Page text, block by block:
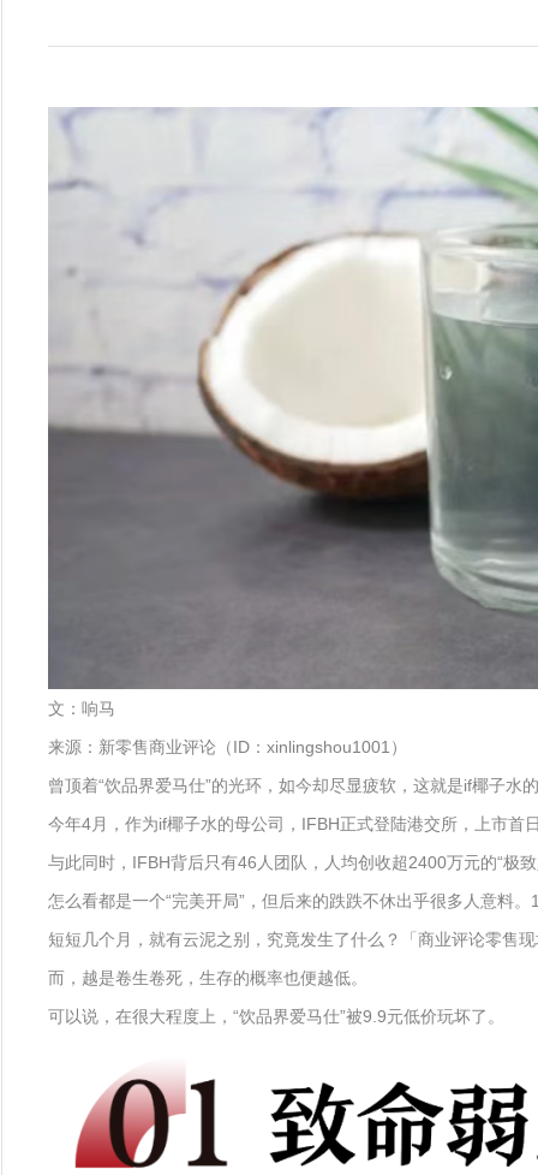
文：响马
来源：新零售商业评论（ID：xinlingshou1001）
曾顶着“饮品界爱马仕”的光环，如今却尽显疲软，这就是if椰子水
今年4月，作为if椰子水的母公司，IFBH正式登陆港交所，上市首
与此同时，IFBH背后只有46人团队，人均创收超2400万元的“极
怎么看都是一个“完美开局”，但后来的跌跌不休出乎很多人意料
短短几个月，就有云泥之别，究竟发生了什么？「商业评论零售
而，越是卷生卷死，生存的概率也便越低。
可以说，在很大程度上，“饮品界爱马仕”被9.9元低价玩坏了。